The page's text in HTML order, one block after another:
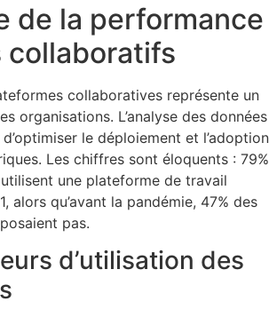
de la performance
collaboratifs
collaboratives représente un
organisations. L’analyse des données
le déploiement et l’adoption
Les chiffres sont éloquents : 79%
une plateforme de travail
alors qu’avant la pandémie, 47% des
pas.
d’utilisation des